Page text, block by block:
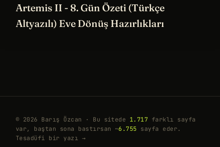
Artemis II - 8. Gün Özeti (Türkçe
Altyazılı) Eve Dönüş Hazırlıkları
© 2026 Barış Özcan · Bu sitede 1.717 farklı sayfa
var, baştan sona bastırsan ~6.755 sayfa eder.
Tesadüfi bir yazı →